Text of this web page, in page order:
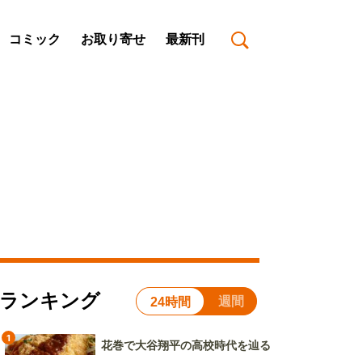
コミック お取り寄せ 最新刊
ランキング 24時間 週間
1
花巻で大谷翔平の高校時代を辿る